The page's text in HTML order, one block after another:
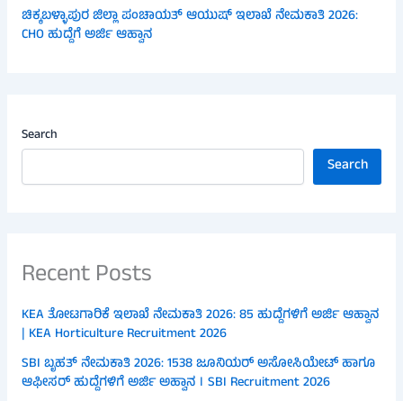
ಚಿಕ್ಕಬಳ್ಳಾಪುರ ಜಿಲ್ಲಾ ಪಂಚಾಯತ್ ಆಯುಷ್ ಇಲಾಖೆ ನೇಮಕಾತಿ 2026:
CHO ಹುದ್ದೆಗೆ ಅರ್ಜಿ ಆಹ್ವಾನ
Search
Search
Recent Posts
KEA ತೋಟಗಾರಿಕೆ ಇಲಾಖೆ ನೇಮಕಾತಿ 2026: 85 ಹುದ್ದೆಗಳಿಗೆ ಅರ್ಜಿ ಆಹ್ವಾನ
| KEA Horticulture Recruitment 2026
SBI ಬೃಹತ್ ನೇಮಕಾತಿ 2026: 1538 ಜೂನಿಯರ್ ಅಸೋಸಿಯೇಟ್ ಹಾಗೂ
ಆಫೀಸರ್ ಹುದ್ದೆಗಳಿಗೆ ಅರ್ಜಿ ಅಹ್ವಾನ । SBI Recruitment 2026